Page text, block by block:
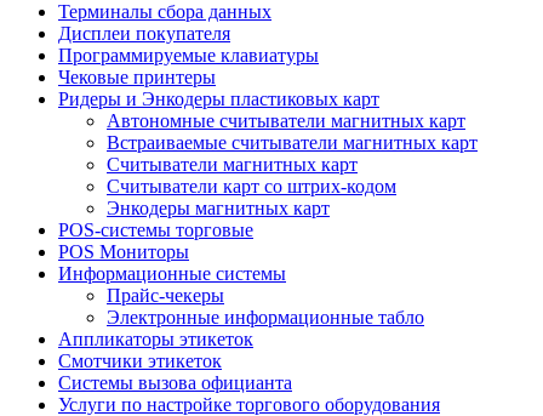
Терминалы сбора данных
Дисплеи покупателя
Программируемые клавиатуры
Чековые принтеры
Ридеры и Энкодеры пластиковых карт
Автономные считыватели магнитных карт
Встраиваемые считыватели магнитных карт
Считыватели магнитных карт
Считыватели карт со штрих-кодом
Энкодеры магнитных карт
POS-системы торговые
POS Мониторы
Информационные системы
Прайс-чекеры
Электронные информационные табло
Аппликаторы этикеток
Смотчики этикеток
Системы вызова официанта
Услуги по настройке торгового оборудования